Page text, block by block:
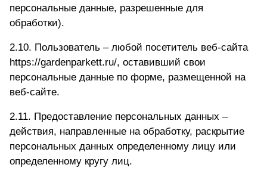
персональные данные, разрешенные для
обработки).
2.10. Пользователь – любой посетитель веб-сайта
https://gardenparkett.ru/, оставивший свои
персональные данные по форме, размещенной на
веб-сайте.
2.11. Предоставление персональных данных –
действия, направленные на обработку, раскрытие
персональных данных определенному лицу или
определенному кругу лиц.